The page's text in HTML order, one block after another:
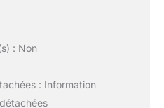
: Non
: Information